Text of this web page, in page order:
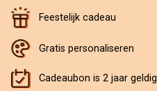
Feestelijk cadeau
Gratis personaliseren
Cadeaubon is 2 jaar geldig